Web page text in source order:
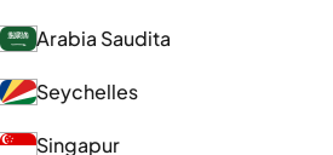
Arabia Saudita
Seychelles
Singapur